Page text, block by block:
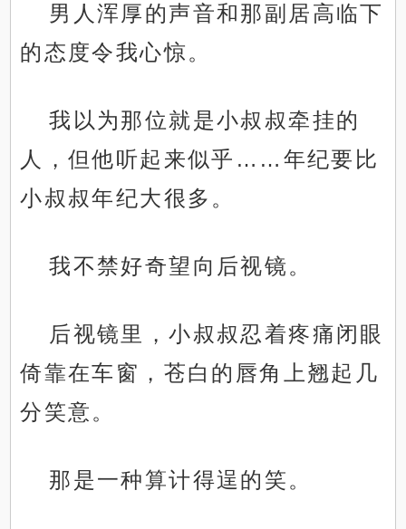
男人浑厚的声音和那副居高临下
的态度令我心惊。
我以为那位就是小叔叔牵挂的
人，但他听起来似乎……年纪要比
小叔叔年纪大很多。
我不禁好奇望向后视镜。
后视镜里，小叔叔忍着疼痛闭眼
倚靠在车窗，苍白的唇角上翘起几
分笑意。
那是一种算计得逞的笑。